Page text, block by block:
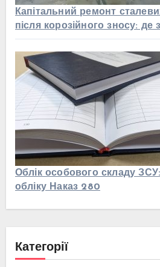
Капітальний ремонт
після корозійного зносу: де
Облік особового складу
обліку Наказ 280
Категорії